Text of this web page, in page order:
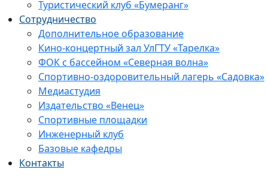
Туристический клуб «Бумеранг»
Сотрудничество
Дополнительное образование
Кино-концертный зал УлГТУ «Тарелка»
ФОК с бассейном «Северная волна»
Спортивно-оздоровительный лагерь «Садовка»
Медиастудия
Издательство «Венец»
Спортивные площадки
Инженерный клуб
Базовые кафедры
Контакты